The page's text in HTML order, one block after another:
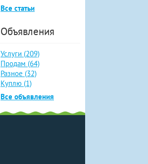
Все статьи
Объявления
Услуги (209)
Продам (64)
Разное (32)
Куплю (1)
Все объявления